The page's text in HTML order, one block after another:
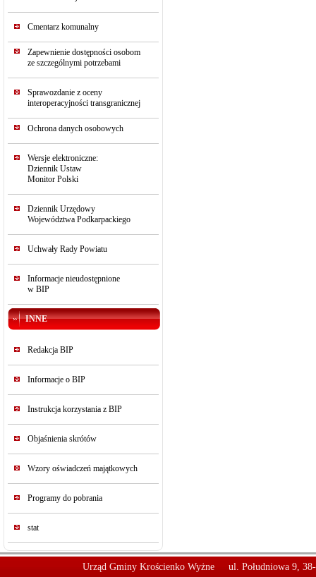
Cmentarz komunalny
Zapewnienie dostępności osobom
ze szczególnymi potrzebami
Sprawozdanie z oceny
interoperacyjności transgranicznej
Ochrona danych osobowych
Wersje elektroniczne:
Dziennik Ustaw
Monitor Polski
Dziennik Urzędowy
Województwa Podkarpackiego
Uchwały Rady Powiatu
Informacje nieudostępnione
w BIP
INNE
Redakcja BIP
Informacje o BIP
Instrukcja korzystania z BIP
Objaśnienia skrótów
Wzory oświadczeń majątkowych
Programy do pobrania
stat
Urząd Gminy Krościenko Wyżne ul. Południowa 9,